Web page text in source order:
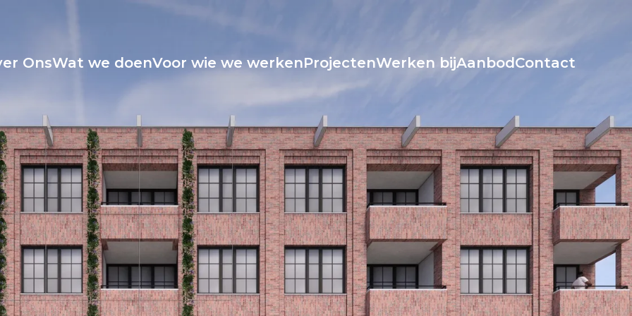
OnsWat we doenVoor wie we werkenProjectenWerken bijAanbodContact